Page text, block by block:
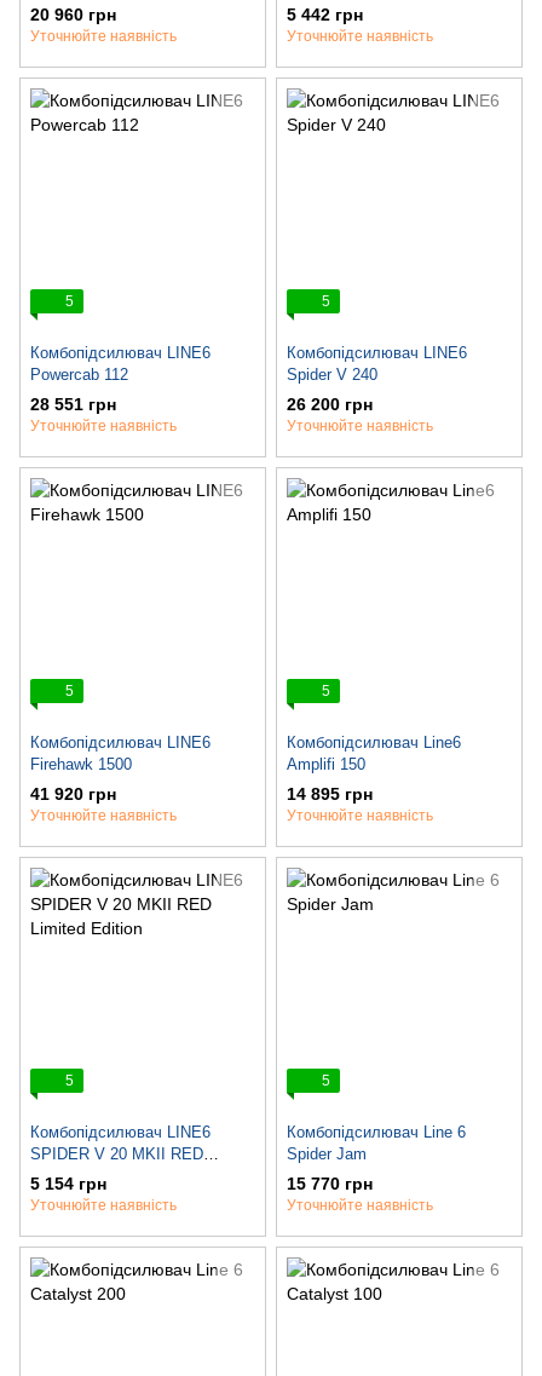
20 960 грн
Уточнюйте наявність
5 442 грн
Уточнюйте наявність
5
Комбопідсилювач LINE6
Powercab 112
28 551 грн
Уточнюйте наявність
5
Комбопідсилювач LINE6
Spider V 240
26 200 грн
Уточнюйте наявність
5
Комбопідсилювач LINE6
Firehawk 1500
41 920 грн
Уточнюйте наявність
5
Комбопідсилювач Line6
Amplifi 150
14 895 грн
Уточнюйте наявність
5
Комбопідсилювач LINE6
SPIDER V 20 MKII RED
Limited Edition
5 154 грн
Уточнюйте наявність
5
Комбопідсилювач Line 6
Spider Jam
15 770 грн
Уточнюйте наявність